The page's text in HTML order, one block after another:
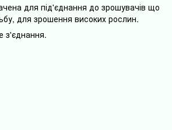
для під'єднання до зрошувачів що
для зрошення високих рослин.
з'єднання.